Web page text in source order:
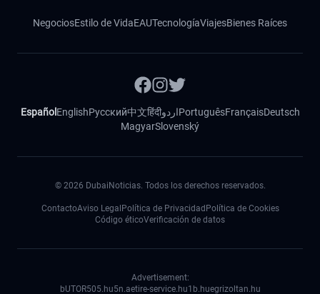
NegociosEstilo de VidaEAUTecnologíaViajesBienes Raíces
Español EnglishРусский中文हिंदीاردوPortuguêsFrançaisDeutsch
MagyarSlovenský
© 2026 DubaiNoticias. Todos los derechos reservados.
ContactoAviso Legal Política de Privacidad Política de Cookies
Código éticoVerificación de datos
Advertisement:
bUTOR505.hu5n.aetire-service.hu1b.huegrizoltan.hu